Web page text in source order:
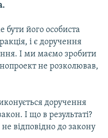
бути його особиста
і є доручення
І ми маємо зробити
не розколював,
доручення
І що в результаті?
відповідно до закону